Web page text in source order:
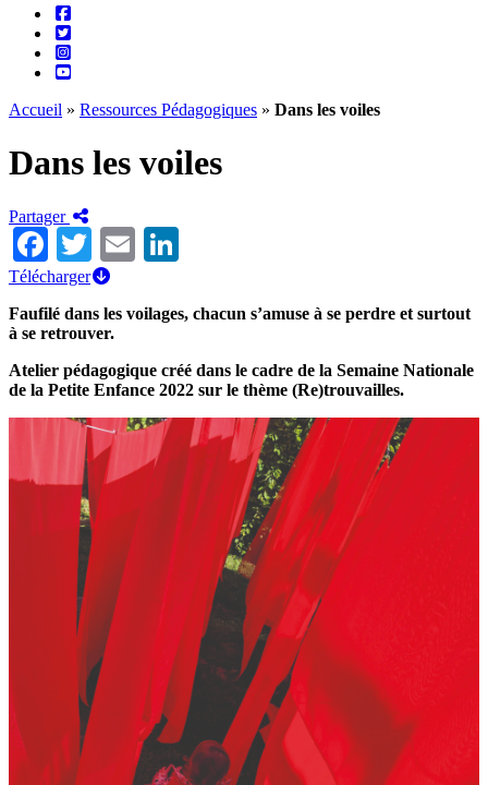
Accueil » Ressources Pédagogiques » Dans les voiles
Dans les voiles
Partager
Facebook
TwitterEmail
Télécharger
Faufilé dans les voilages, chacun s’amuse à se perdre et surtout
à se retrouver.
Atelier pédagogique créé dans le cadre de la Semaine Nationale
de la Petite Enfance 2022 sur le thème (Re)trouvailles.